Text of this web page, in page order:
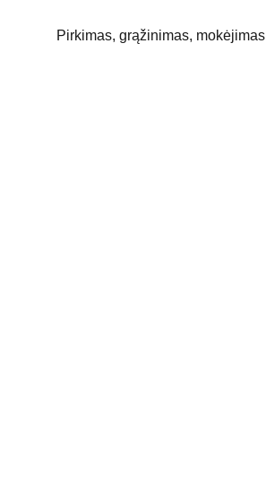
Pirkimas, grąžinimas, mokėjimas